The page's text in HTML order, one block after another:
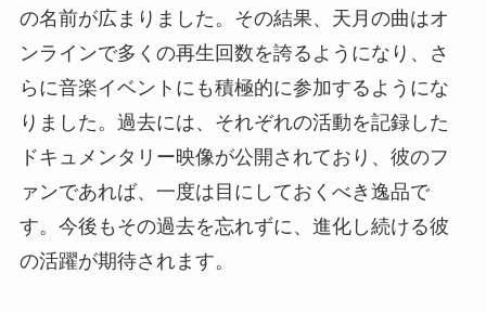
の名前が広まりました。その結果、天月の曲はオ
ンラインで多くの再生回数を誇るようになり、さ
らに音楽イベントにも積極的に参加するようにな
りました。過去には、それぞれの活動を記録した
ドキュメンタリー映像が公開されており、彼のフ
ァンであれば、一度は目にしておくべき逸品で
す。今後もその過去を忘れずに、進化し続ける彼
の活躍が期待されます。